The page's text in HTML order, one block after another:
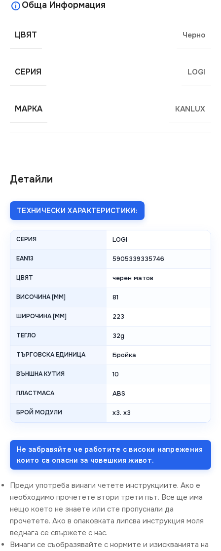
Детайли
ТЕХНИЧЕСКИ ХАРАКТЕРИСТИКИ:
СЕРИЯ LOGI
EAN13 5905339335746
ЦВЯТ черен матов
ВИСОЧИНА [MM] 81
ШИРОЧИНА [MM] 223
ТЕГЛО 32g
ТЪРГОВСКА ЕДИНИЦА Бройка
ВЪНШНА КУТИЯ 10
ПЛАСТМАСА ABS
БРОЙ МОДУЛИ x3. x3
Не забравяйте че работите с високи напрежения
които са опасни за човешкия живот.
Преди употреба винаги четете инструкциите. Ако е
необходимо прочетете втори трети път. Все ще има
нещо което не знаете или сте пропуснали да
прочетете. Ако в опаковката липсва инструкция моля
веднага се свържете с нас.
Винаги се съобразявайте с нормите и изискванията на
Обща Информация
ЦВЯТ Черно
СЕРИЯ LOGI
МАРКА KANLUX